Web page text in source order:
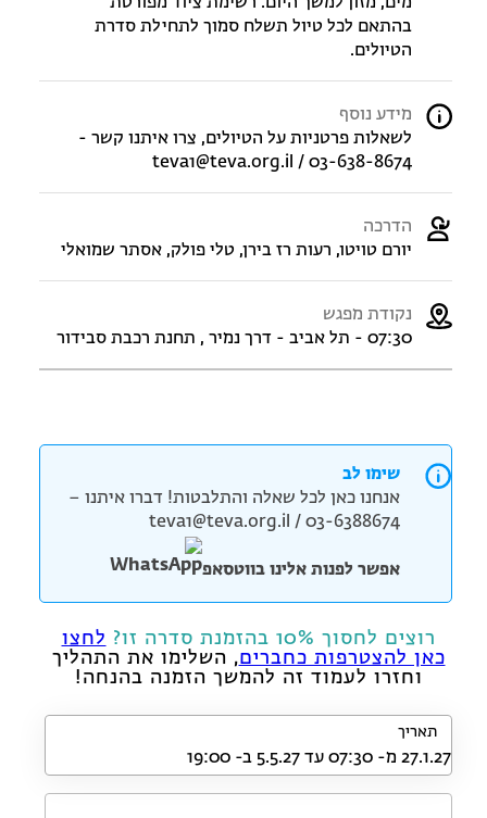
בהתאם לכל טיול תשלח סמוך לתחילת סדרת
הטיולים.
מידע נוסף
לשאלות פרטניות על הטיולים, צרו איתנו קשר -
teva1@teva.org.il / 03-638-8674
הדרכה
יורם טויטו, רעות רז בירן, טלי פולק, אסתר שמואלי
נקודת מפגש
07:30 - תל אביב - דרך נמיר , תחנת רכבת סבידור
שימו לב
אנחנו כאן לכל שאלה והתלבטות! דברו איתנו –
teva1@teva.org.il / 03-6388674
אפשר לפנות אלינו בווטסאפ
רוצים לחסוך 10% בהזמנת סדרה זו?
לחצו
כאן להצטרפות כחברים, השלימו את התהליך
וחזרו לעמוד זה להמשך הזמנה בהנחה!
תאריך